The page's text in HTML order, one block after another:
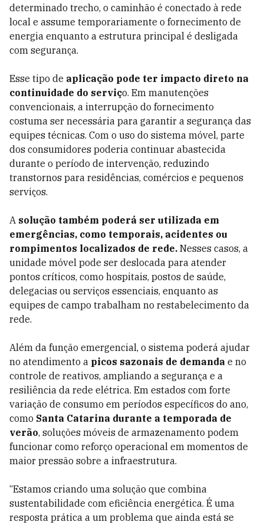
determinado trecho, o caminhão é conectado à rede
local e assume temporariamente o fornecimento de
energia enquanto a estrutura principal é desligada
com segurança.
Esse tipo de aplicação pode ter impacto direto na
continuidade do serviço. Em manutenções
convencionais, a interrupção do fornecimento
costuma ser necessária para garantir a segurança das
equipes técnicas. Com o uso do sistema móvel, parte
dos consumidores poderia continuar abastecida
durante o período de intervenção, reduzindo
transtornos para residências, comércios e pequenos
serviços.
A solução também poderá ser utilizada em
emergências, como temporais, acidentes ou
rompimentos localizados de rede. Nesses casos, a
unidade móvel pode ser deslocada para atender
pontos críticos, como hospitais, postos de saúde,
delegacias ou serviços essenciais, enquanto as
equipes de campo trabalham no restabelecimento da
rede.
Além da função emergencial, o sistema poderá ajudar
no atendimento a picos sazonais de demanda e no
controle de reativos, ampliando a segurança e a
resiliência da rede elétrica. Em estados com forte
variação de consumo em períodos específicos do ano,
como Santa Catarina durante a temporada de
verão, soluções móveis de armazenamento podem
funcionar como reforço operacional em momentos de
maior pressão sobre a infraestrutura.
“Estamos criando uma solução que combina
sustentabilidade com eficiência energética. É uma
resposta prática a um problema que ainda está se